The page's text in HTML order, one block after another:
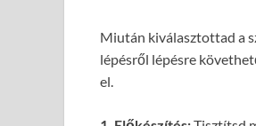
Miután kiválasztottad a
lépésről lépésre
el.